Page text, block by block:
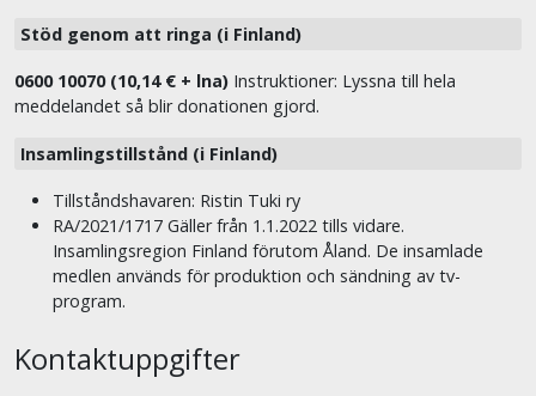
Stöd genom att ringa (i Finland)
0600 10070 (10,14 € + lna) Instruktioner: Lyssna till hela
meddelandet så blir donationen gjord.
Insamlingstillstånd (i Finland)
Tillståndshavaren: Ristin Tuki ry
RA/2021/1717 Gäller från 1.1.2022 tills vidare.
Insamlingsregion Finland förutom Åland. De insamlade
medlen används för produktion och sändning av tv-
program.
Kontaktuppgifter